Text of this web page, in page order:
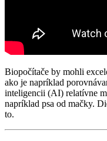
Biopočítače by mohli
ako je napríklad
inteligencii (AI) relatívne
napríklad psa od mačky.
to.